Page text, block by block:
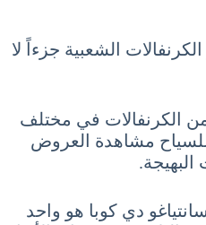
الشعبية جزءاً لا
من الكرنفالات في مختلف
مشاهدة العروض
البهيجة.
دي كوبا هو واحد